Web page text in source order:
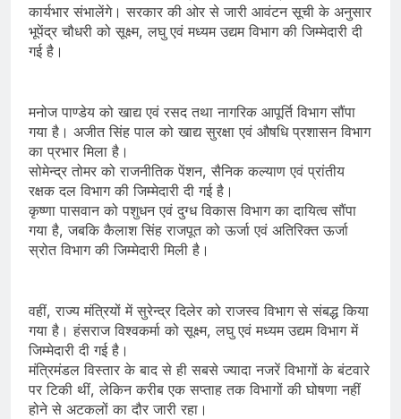
कार्यभार संभालेंगे। सरकार की ओर से जारी आवंटन सूची के अनुसार
भूपेंद्र चौधरी को सूक्ष्म, लघु एवं मध्यम उद्यम विभाग की जिम्मेदारी दी
गई है।
मनोज पाण्डेय को खाद्य एवं रसद तथा नागरिक आपूर्ति विभाग सौंपा
गया है। अजीत सिंह पाल को खाद्य सुरक्षा एवं औषधि प्रशासन विभाग
का प्रभार मिला है।
सोमेन्द्र तोमर को राजनीतिक पेंशन, सैनिक कल्याण एवं प्रांतीय
रक्षक दल विभाग की जिम्मेदारी दी गई है।
कृष्णा पासवान को पशुधन एवं दुग्ध विकास विभाग का दायित्व सौंपा
गया है, जबकि कैलाश सिंह राजपूत को ऊर्जा एवं अतिरिक्त ऊर्जा
स्रोत विभाग की जिम्मेदारी मिली है।
वहीं, राज्य मंत्रियों में सुरेन्द्र दिलेर को राजस्व विभाग से संबद्ध किया
गया है। हंसराज विश्वकर्मा को सूक्ष्म, लघु एवं मध्यम उद्यम विभाग में
जिम्मेदारी दी गई है।
मंत्रिमंडल विस्तार के बाद से ही सबसे ज्यादा नजरें विभागों के बंटवारे
पर टिकी थीं, लेकिन करीब एक सप्ताह तक विभागों की घोषणा नहीं
होने से अटकलों का दौर जारी रहा।